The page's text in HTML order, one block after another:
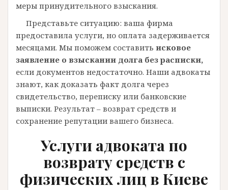
меры принудительного взыскания.
Представьте ситуацию: ваша фирма
предоставила услуги, но оплата задерживается
месяцами. Мы поможем составить исковое
заявление о взыскании долга без расписки,
если документов недостаточно. Наши адвокаты
знают, как доказать факт долга через
свидетельство, переписку или банковские
выписки. Результат – возврат средств и
сохранение репутации вашего бизнеса.
Услуги адвоката по
возврату средств с
физических лиц в Киеве